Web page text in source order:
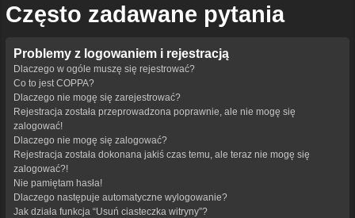
Często zadawane pytania
Problemy z logowaniem i rejestracją
Dlaczego w ogóle muszę się rejestrować?
Co to jest COPPA?
Dlaczego nie mogę się zarejestrować?
Rejestracja została przeprowadzona poprawnie, ale nie mogę się
zalogować!
Dlaczego nie mogę się zalogować?
Rejestracja została dokonana jakiś czas temu, ale teraz nie mogę się
zalogować?!
Nie pamiętam hasła!
Dlaczego następuje automatyczne wylogowanie?
Jak działa funkcja “Usuń ciasteczka witryny”?